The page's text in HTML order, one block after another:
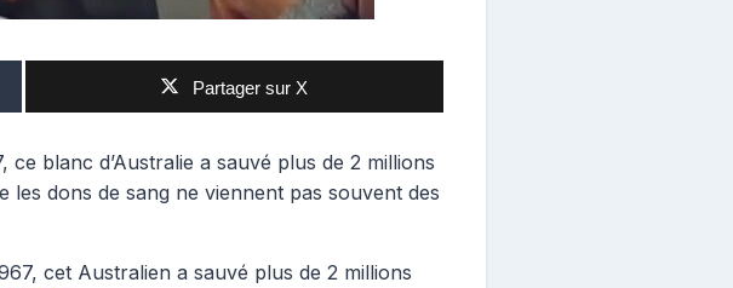
Partager sur X
ce blanc d’Australie a sauvé plus de 2 millions
les dons de sang ne viennent pas souvent des
cet Australien a sauvé plus de 2 millions